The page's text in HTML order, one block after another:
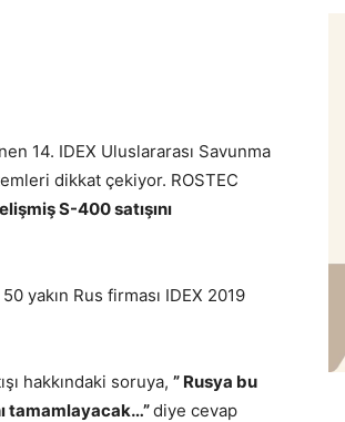
14. IDEX Uluslararası Savunma
dikkat çekiyor. ROSTEC
S-400 satışını
yakın Rus firması IDEX 2019
hakkındaki soruya, ” Rusya bu
tamamlayacak…”diye cevap